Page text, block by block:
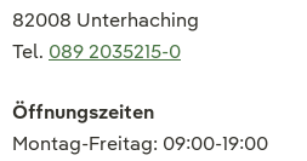
82008 Unterhaching
Tel. 089 2035215-0
Öffnungszeiten
Montag-Freitag: 09:00-19:00